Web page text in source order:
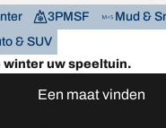
3PMSF
Mud &
& SUV
winter uw speeltuin.
Een maat vinden